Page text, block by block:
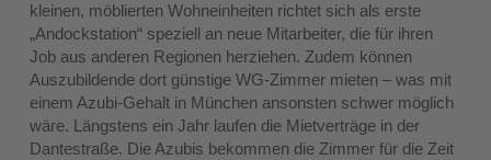
kleinen, möblierten Wohneinheiten richtet sich als erste
„Andockstation“ speziell an neue Mitarbeiter, die für ihren
Job aus anderen Regionen herziehen. Zudem können
Auszubildende dort günstige WG-Zimmer mieten – was mit
einem Azubi-Gehalt in München ansonsten schwer möglich
wäre. Längstens ein Jahr laufen die Mietverträge in der
Dantestraße. Die Azubis bekommen die Zimmer für die Zeit